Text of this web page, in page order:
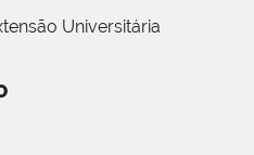
Universitária